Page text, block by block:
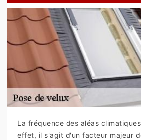
La fréquence des aléas
effet, il s'agit d'un facteur majeur